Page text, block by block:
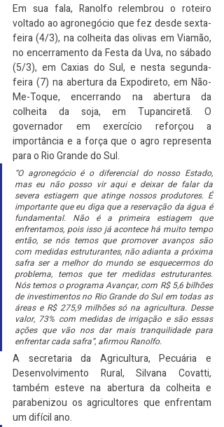
Em sua fala, Ranolfo relembrou o roteiro
voltado ao agronegócio que fez desde sexta-
feira (4/3), na colheita das olivas em Viamão,
no encerramento da Festa da Uva, no sábado
(5/3), em Caxias do Sul, e nesta segunda-
feira (7) na abertura da Expodireto, em Não-
Me-Toque, encerrando na abertura da
colheita da soja, em Tupanciretã. O
governador em exercício reforçou a
importância e a força que o agro representa
para o Rio Grande do Sul.
“O agronegócio é o diferencial do nosso Estado,
mas eu não posso vir aqui e deixar de falar da
severa estiagem que atinge nossos produtores. É
importante que eu diga que a reservação da água é
fundamental. Não é a primeira estiagem que
enfrentamos, pois isso já acontece há muito tempo
então, se nós temos que promover avanços são
com medidas estruturantes, não adianta a próxima
safra ser a melhor do mundo se esquecermos do
problema, temos que ter medidas estruturantes.
Nós temos o programa Avançar, com R$ 5,6 bilhões
de investimentos no Rio Grande do Sul em todas as
áreas e R$ 275,9 milhões só na agricultura. Desse
valor, 73% com medidas de irrigação e são essas
ações que vão nos dar mais tranquilidade para
enfrentar cada safra”, afirmou Ranolfo.
A secretaria da Agricultura, Pecuária e
Desenvolvimento Rural, Silvana Covatti,
também esteve na abertura da colheita e
parabenizou os agricultores que enfrentam
um difícil ano.